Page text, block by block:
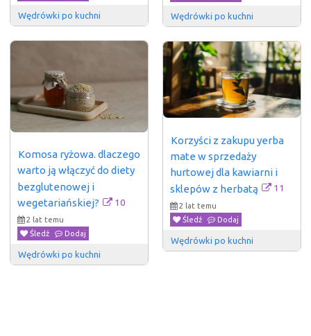
Wędrówki po kuchni Wędrówki po kuchni
Komosa ryżowa. dlaczego
warto ją włączyć do diety
bezglutenowej i
wegetariańskiej?
10
2 lat temu
Śledź
Dodaj
Wędrówki po kuchni
Korzyści z zakupu yerba
mate w sprzedaży
hurtowej dla kawiarni i
sklepów z herbatą
11
2 lat temu
Śledź
Dodaj
Wędrówki po kuchni